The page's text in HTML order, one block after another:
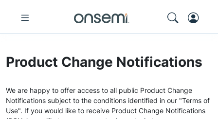
Product Change Notifications
We are happy to offer access to all public Product Change
Notifications subject to the conditions identified in our "Terms of
Use". If you would like to receive Product Change Notifications